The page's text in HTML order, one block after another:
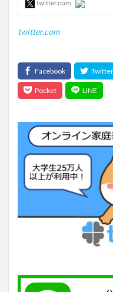
twitter.com